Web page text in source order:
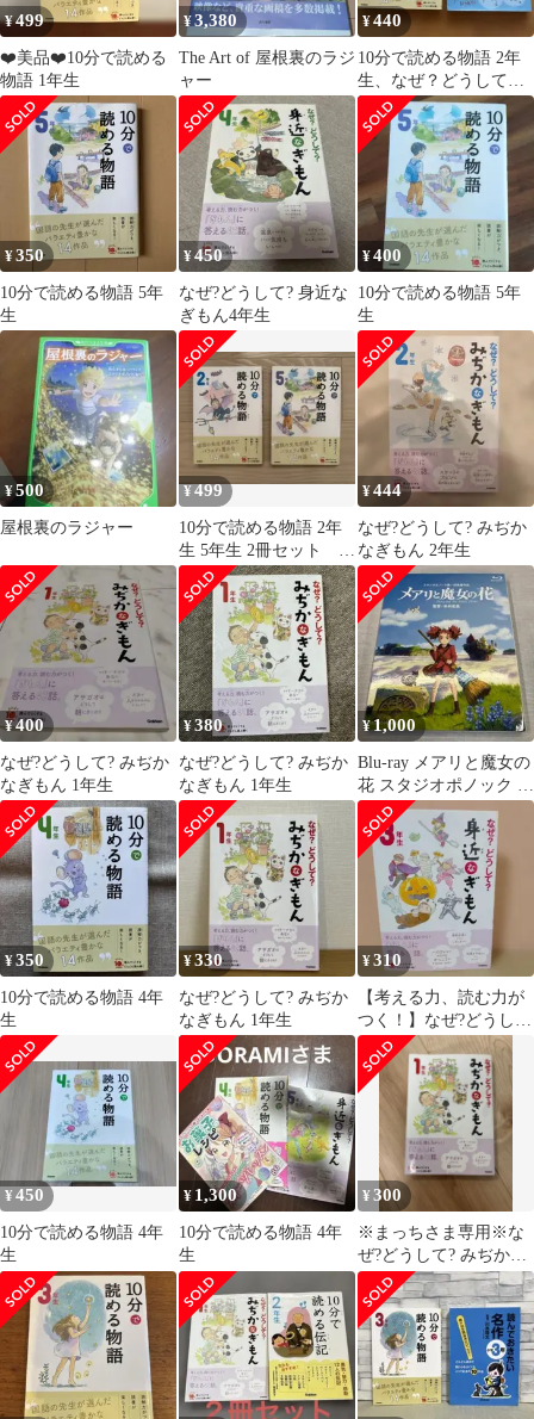
¥499
❤️美品❤️10分で読める
物語 1年生
¥3,380
The Art of 屋根裏のラジ
ャー
¥440
10分で読める物語 2年
生、なぜ？どうして？
科学のお話
¥350
10分で読める物語 5年
生
¥450
なぜ?どうして? 身近な
ぎもん4年生
¥400
10分で読める物語 5年
生
¥500
屋根裏のラジャー
¥499
10分で読める物語 2年
生 5年生 2冊セット ※
バラ売り不可
¥444
なぜ?どうして? みぢか
なぎもん 2年生
¥400
なぜ?どうして? みぢか
なぎもん 1年生
¥380
なぜ?どうして? みぢか
なぎもん 1年生
¥1,000
Blu-ray メアリと魔女の
花 スタジオポノック 米
林宏昌 セル版
¥350
10分で読める物語 4年
生
¥330
なぜ?どうして? みぢか
なぎもん 1年生
¥310
【考える力、読む力が
つく！】なぜ?どうし
て? 身近なぎもん3年生
¥450
10分で読める物語 4年
生
¥ 1,300
10分で読める物語 4年
生
¥300
※まっちさま専用※な
ぜ?どうして? みぢかな
ぎもん 1年生